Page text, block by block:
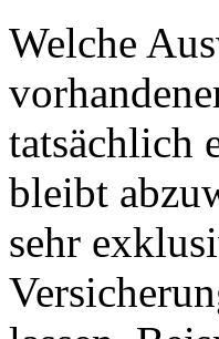
Welche
tatsächlich
bleibt
sehr